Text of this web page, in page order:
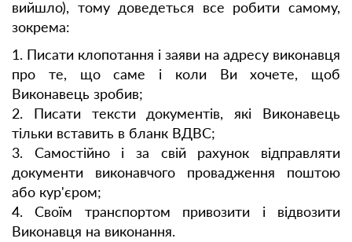
вийшло), тому доведеться все робити самому,
зокрема:
1. Писати клопотання і заяви на адресу виконавця
про те, що саме і коли Ви хочете, щоб
Виконавець зробив;
2. Писати тексти документів, які Виконавець
тільки вставить в бланк ВДВС;
3. Самостійно і за свій рахунок відправляти
документи виконавчого провадження поштою
або кур'єром;
4. Своїм транспортом привозити і відвозити
Виконавця на виконання.